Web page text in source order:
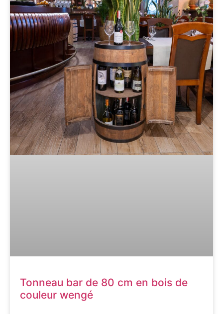
Tonneau bar de 80 cm en bois de
couleur wengé